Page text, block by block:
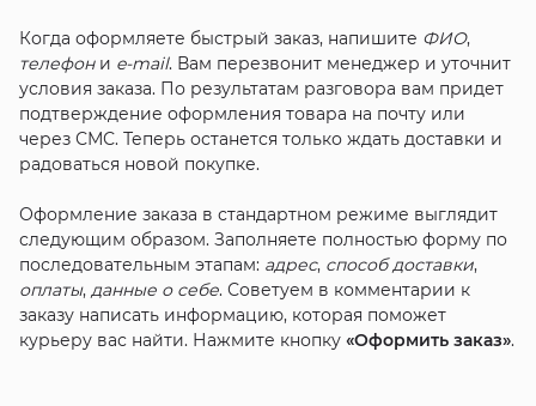
Когда оформляете быстрый заказ, напишите ФИО,
телефони e-mail. Вам перезвонит менеджер и уточнит
условия заказа. По результатам разговора вам придет
подтверждение оформления товара на почту или
через СМС. Теперь останется только ждать доставки и
радоваться новой покупке.
Оформление заказа в стандартном режиме выглядит
следующим образом. Заполняете полностью форму по
последовательным этапам: адрес, способ доставки,
оплаты, данные о себе. Советуем в комментарии к
заказу написать информацию, которая поможет
курьеру вас найти. Нажмите кнопку «Оформить заказ».